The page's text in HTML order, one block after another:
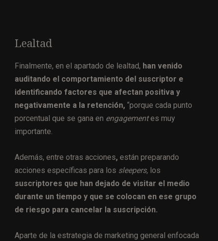
Lealtad
Finalmente, en el apartado de lealtad, han venido
auditando el comportamiento del suscriptor e
identificando factores que afectan positiva y
negativamente a la retención, “porque cada punto
porcentual que se gana en engagementes muy
importante.
Además, entre otras acciones, están preparando
acciones específicas para los sleepers, los
suscriptores que han dejado de visitar el medio
durante un tiempo y que se colocan en ese grupo
de riesgo para cancelar la suscripción.
Aparte de la estrategia de marketing general enfocada